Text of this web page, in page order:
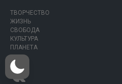
ТВОРЧЕСТВО
ЖИЗНЬ
СВОБОДА
КУЛЬТУРА
ПЛАНЕТА